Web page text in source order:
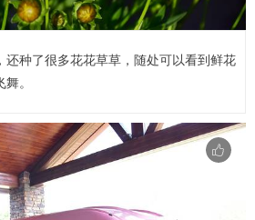
还种了很多花花草草，随处可以看到鲜花
。